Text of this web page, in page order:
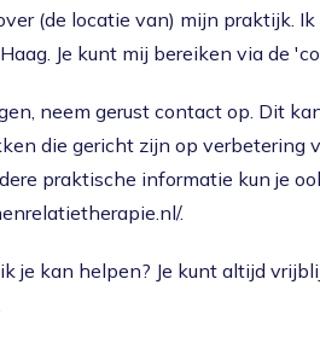
(de locatie van) mijn praktijk.
Je kunt mij bereiken via de
neem gerust contact op. Dit
die gericht zijn op verbetering
praktische informatie kun je
.
je kan helpen? Je kunt altijd